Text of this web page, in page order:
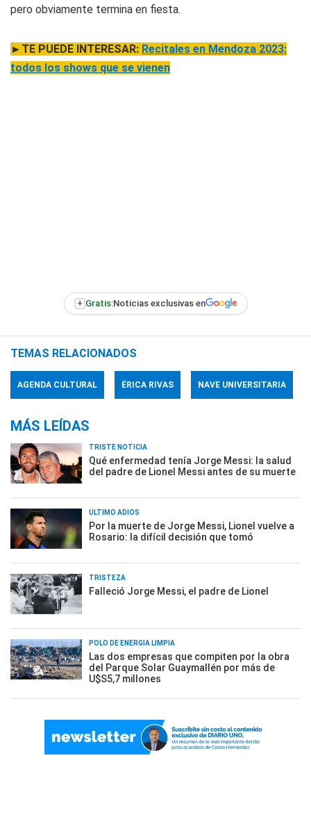
pero obviamente termina en fiesta.
►TE PUEDE INTERESAR: Recitales en Mendoza 2023:
todos los shows que se vienen
+ Gratis:Noticias exclusivas en
TEMAS RELACIONADOS
AGENDA CULTURAL ÉRICA RIVAS NAVE UNIVERSITARIA
MÁS LEÍDAS
TRISTE NOTICIA
Qué enfermedad tenía Jorge Messi: la salud
del padre de Lionel Messi antes de su muerte
ÚLTIMO ADIÓS
Por la muerte de Jorge Messi, Lionel vuelve a
Rosario: la difícil decisión que tomó
TRISTEZA
Falleció Jorge Messi, el padre de Lionel
POLO DE ENERGÍA LIMPIA
Las dos empresas que compiten por la obra
del Parque Solar Guaymallén por más de
U$S5,7 millones